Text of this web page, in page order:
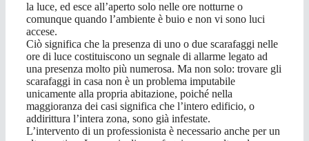
la luce, ed esce all’aperto solo nelle ore notturne o
comunque quando l’ambiente è buio e non vi sono luci
accese.
Ciò significa che la presenza di uno o due scarafaggi nelle
ore di luce costituiscono un segnale di allarme legato ad
una presenza molto più numerosa. Ma non solo: trovare gli
scarafaggi in casa non è un problema imputabile
unicamente alla propria abitazione, poiché nella
maggioranza dei casi significa che l’intero edificio, o
addirittura l’intera zona, sono già infestate.
L’intervento di un professionista è necessario anche per un